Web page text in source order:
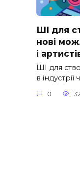
ШІ для
нові
і
ШІ для
в
0 32